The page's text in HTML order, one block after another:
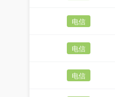
电信
电信
电信